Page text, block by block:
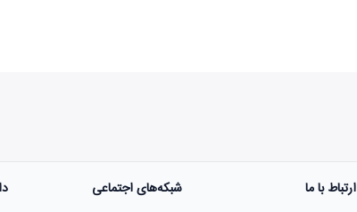
هنوز نظری به ثبت نرسیده‌است.
ارتباط با ما شبکه‌های اجتماعی